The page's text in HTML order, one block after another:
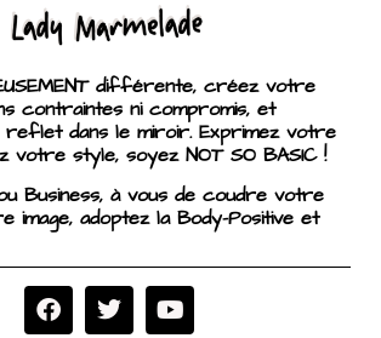
différente, créez votre
contraintes ni compromis, et
dans le miroir. Exprimez votre
votre style, soyez NOT SO BASIC !
Business, à vous de coudre votre
image, adoptez la Body-Positive et